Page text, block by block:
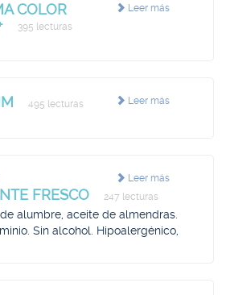
Leer más
COLOR
395 lecturas
Leer más
495 lecturas
Leer más
FRESCO
247 lecturas
alumbre, aceite de almendras.
Sin alcohol. Hipoalergénico,